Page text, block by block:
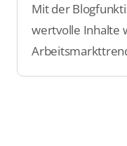
Mit der
wertvolle Inhalte